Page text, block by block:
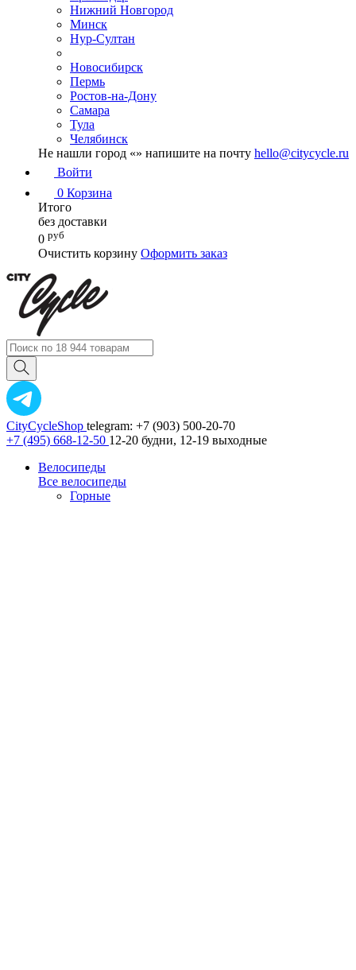
Нижний Новгород
Минск
Нур-Султан
Новосибирск
Пермь
Ростов-на-Дону
Самара
Тула
Челябинск
Не нашли город «» напишите на почту hello@citycycle.ru
Войти
0 Корзина
Итого
без доставки
0 руб
Очистить корзину Оформить заказ
CityCycleShop telegram: +7 (903) 500-20-70
+7 (495) 668-12-50 12-20 будни, 12-19 выходные
Велосипеды
Все велосипеды
Горные